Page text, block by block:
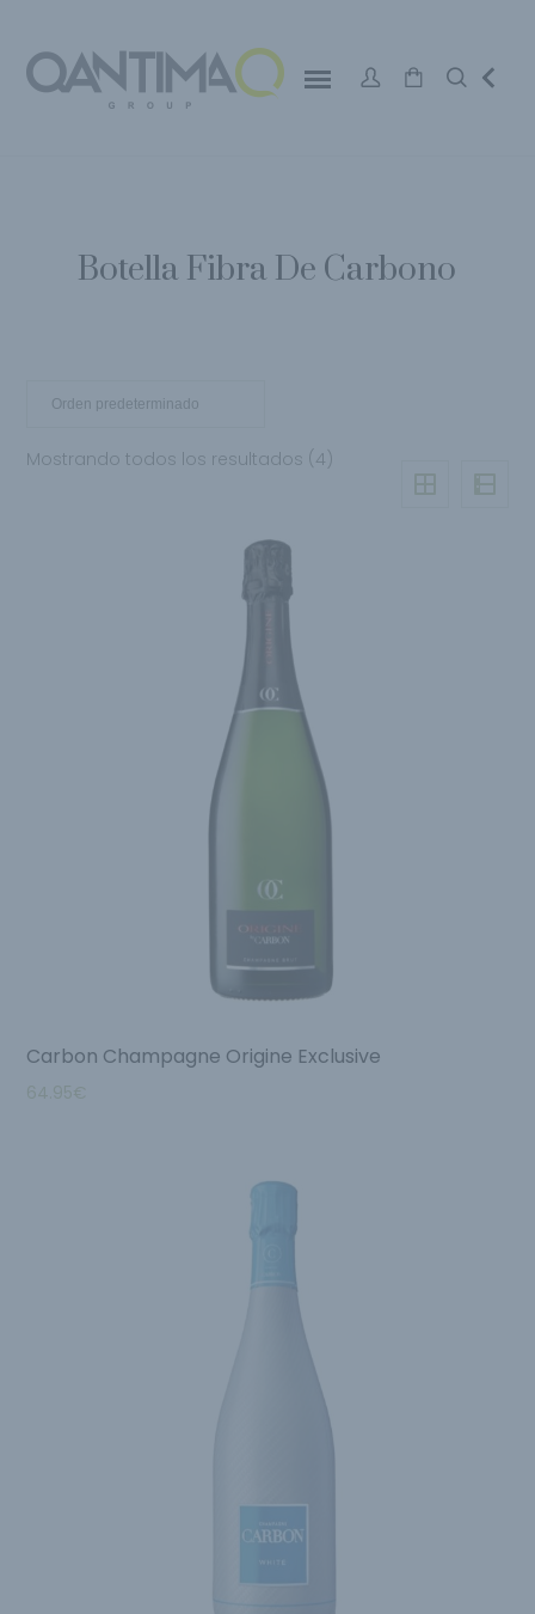
Botella Fibra De Carbono
Mostrando todos los resultados (4)
Carbon Champagne Origine Exclusive
64.95€